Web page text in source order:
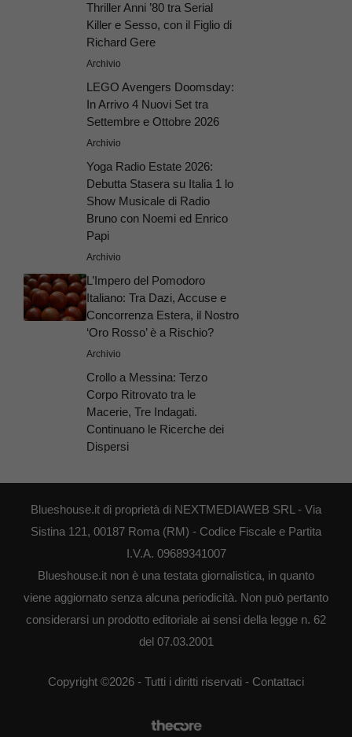
Thriller Anni ’80 tra Serial
Killer e Sesso, con il Figlio di
Richard Gere
Archivio
LEGO Avengers Doomsday:
In Arrivo 4 Nuovi Set tra
Settembre e Ottobre 2026
Archivio
Yoga Radio Estate 2026:
Debutta Stasera su Italia 1 lo
Show Musicale di Radio
Bruno con Noemi ed Enrico
Papi
Archivio
L’Impero del Pomodoro
Italiano: Tra Dazi, Accuse e
Concorrenza Estera, il Nostro
‘Oro Rosso’ è a Rischio?
Archivio
Crollo a Messina: Terzo
Corpo Ritrovato tra le
Macerie, Tre Indagati.
Continuano le Ricerche dei
Dispersi
Blueshouse.it di proprietà di NEXTMEDIAWEB SRL - Via
Sistina 121, 00187 Roma (RM) - Codice Fiscale e Partita
I.V.A. 09689341007
Blueshouse.it non è una testata giornalistica, in quanto
viene aggiornato senza alcuna periodicità. Non può pertanto
considerarsi un prodotto editoriale ai sensi della legge n. 62
del 07.03.2001
Copyright ©2026 - Tutti i diritti riservati - Contattaci